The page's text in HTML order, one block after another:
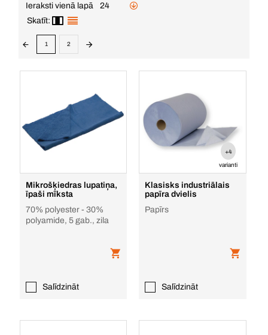
Ieraksti vienā lapā
24
Skatīt:
1 2
Mikrošķiedras lupatiņa,
īpaši mīksta
70% polyester - 30%
polyamide, 5 gab., zila
Salīdzināt
+4
varianti
Klasisks industriālais
papīra dvielis
Papīrs
Salīdzināt